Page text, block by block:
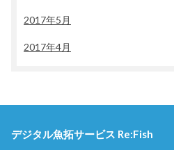
2017年5月
2017年4月
デジタル魚拓サービス Re:Fish